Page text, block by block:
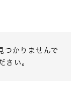
つかりませんで
さい。